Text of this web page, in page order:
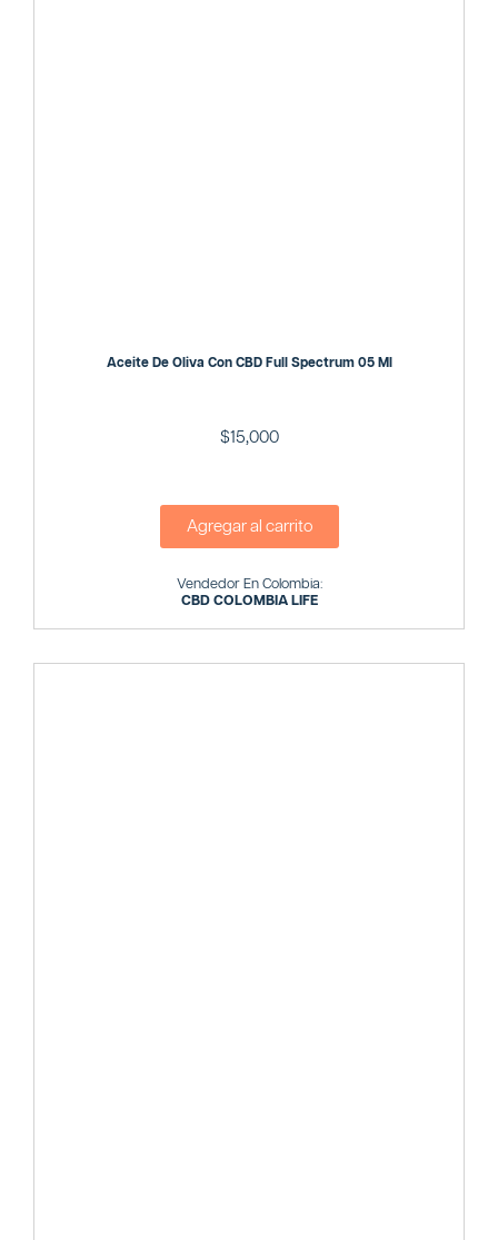
Aceite De Oliva Con CBD Full Spectrum 05 Ml
$15,000
Agregar al carrito
Vendedor En Colombia:
CBD COLOMBIA LIFE